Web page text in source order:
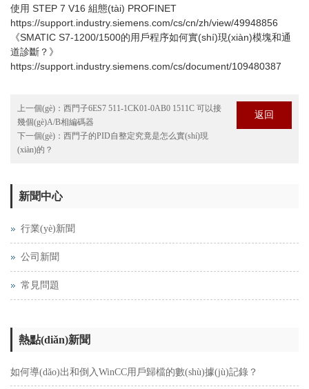
使用 STEP 7 V16 組態(tài) PROFINET
https://support.industry.siemens.com/cs/cn/zh/view/49948856
《SMATIC S7-1200/1500的用戶程序如何實(shí)現(xiàn)模塊和通
道診斷？》
https://support.industry.siemens.com/cs/document/109480387
上一個(gè)： 西門子6ES7 511-1CK01-0AB0 1511C 可以接
幾個(gè)A/B相編碼器
下一個(gè)： 西門子的PID自整定究竟是怎么實(shí)現
(xiàn)的？
返回
新聞中心
行業(yè)新聞
公司新聞
常見問題
熱點(diǎn)新聞
如何導(dǎo)出和倒入WinCC用戶歸檔的數(shù)據(jù)記錄？